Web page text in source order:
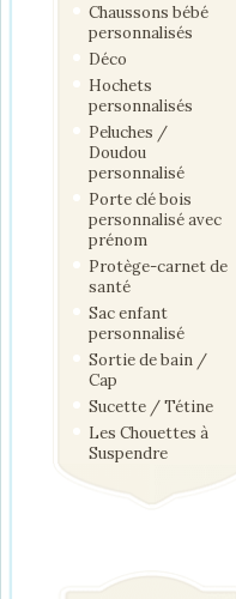
Chaussons bébé
personnalisés
Déco
Hochets
personnalisés
Peluches /
Doudou
personnalisé
Porte clé bois
personnalisé avec
prénom
Protège-carnet de
santé
Sac enfant
personnalisé
Sortie de bain /
Cap
Sucette / Tétine
Les Chouettes à
Suspendre